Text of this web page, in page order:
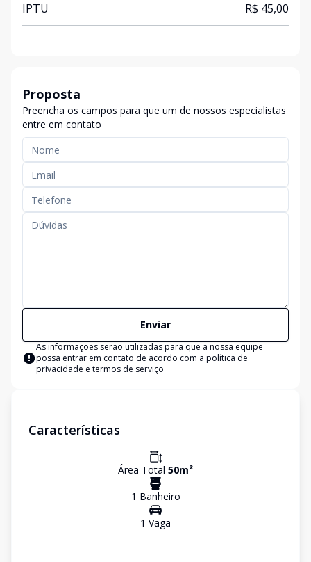
IPTU R$ 45,00
Proposta
Preencha os campos para que um de nossos especialistas
entre em contato
Enviar
As informações serão utilizadas para que a nossa equipe
possa entrar em contato de acordo com a política de
privacidade e termos de serviço
Características
Área Total 50m²
1 Banheiro
1 Vaga